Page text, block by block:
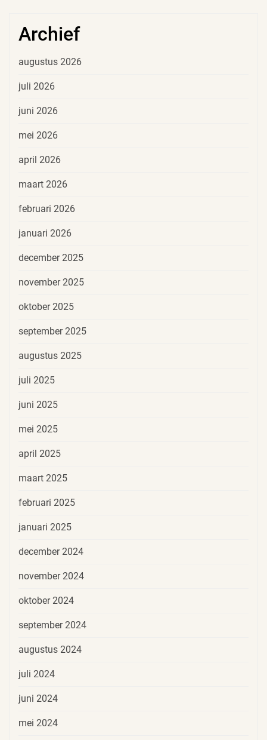
Archief
augustus 2026
juli 2026
juni 2026
mei 2026
april 2026
maart 2026
februari 2026
januari 2026
december 2025
november 2025
oktober 2025
september 2025
augustus 2025
juli 2025
juni 2025
mei 2025
april 2025
maart 2025
februari 2025
januari 2025
december 2024
november 2024
oktober 2024
september 2024
augustus 2024
juli 2024
juni 2024
mei 2024